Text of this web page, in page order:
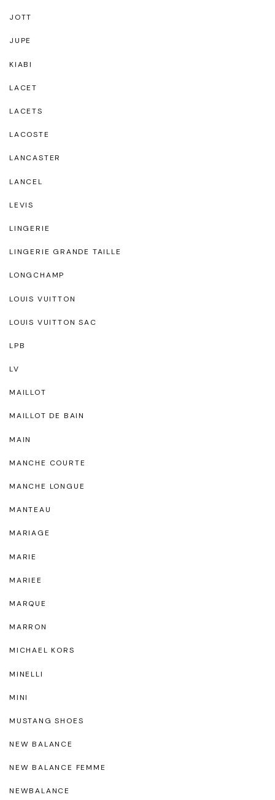
JOTT
JUPE
KIABI
LACET
LACETS
LACOSTE
LANCASTER
LANCEL
LEVIS
LINGERIE
LINGERIE GRANDE TAILLE
LONGCHAMP
LOUIS VUITTON
LOUIS VUITTON SAC
LPB
LV
MAILLOT
MAILLOT DE BAIN
MAIN
MANCHE COURTE
MANCHE LONGUE
MANTEAU
MARIAGE
MARIE
MARIEE
MARQUE
MARRON
MICHAEL KORS
MINELLI
MINI
MUSTANG SHOES
NEW BALANCE
NEW BALANCE FEMME
NEWBALANCE